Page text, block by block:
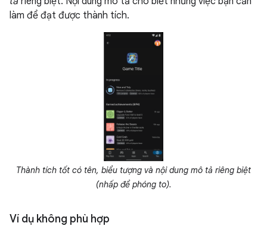
làm để đạt được thành tích.
Thành tích tốt có tên, biểu tượng và nội dung mô tả riêng biệt
(nhấp để phóng to).
Ví dụ không phù hợp